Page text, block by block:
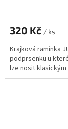
320 Kč / ks
Krajková ramínka
podprsenku u
lze nosit